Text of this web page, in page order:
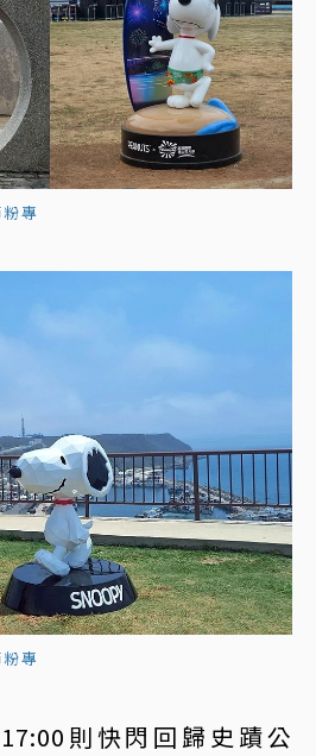
專
專
則快閃回歸史蹟公